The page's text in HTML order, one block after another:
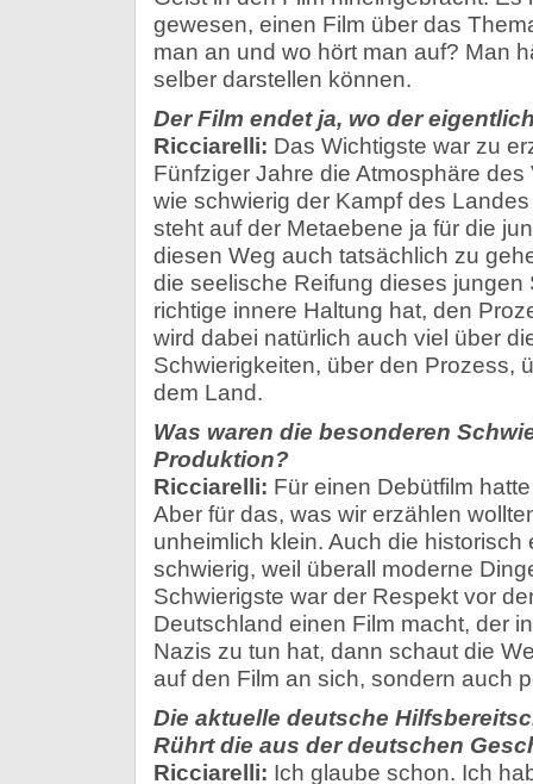
gewesen, einen Film über das
man an und wo hört man auf? Man
selber darstellen können.
Der Film endet ja, wo der
Ricciarelli: Das Wichtigste war zu
Fünfziger Jahre die Atmosphäre
wie schwierig der Kampf des
steht auf der Metaebene ja für die
diesen Weg auch tatsächlich zu
die seelische Reifung dieses jungen
richtige innere Haltung hat, den
wird dabei natürlich auch viel über
Schwierigkeiten, über den Prozess,
dem Land.
Was waren die besonderen
Produktion?
Ricciarelli: Für einen Debütfilm
Aber für das, was wir erzählen
unheimlich klein. Auch die historisch
schwierig, weil überall moderne
Schwierigste war der Respekt vor
Deutschland einen Film macht, der
Nazis zu tun hat, dann schaut die
auf den Film an sich, sondern auch
Die aktuelle deutsche
Rührt die aus der deutschen
Ricciarelli: Ich glaube schon. Ich